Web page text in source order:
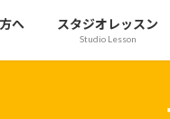
へ スタジオレッスン
Studio Lesson